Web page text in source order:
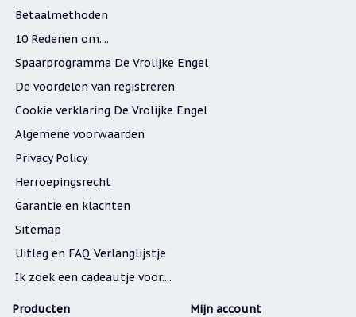
Betaalmethoden
10 Redenen om....
Spaarprogramma De Vrolijke Engel
De voordelen van registreren
Cookie verklaring De Vrolijke Engel
Algemene voorwaarden
Privacy Policy
Herroepingsrecht
Garantie en klachten
Sitemap
Uitleg en FAQ Verlanglijstje
Ik zoek een cadeautje voor....
Producten
Mijn account